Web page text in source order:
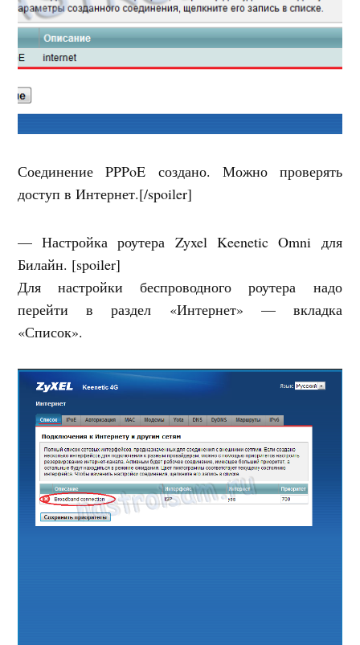
Соединение PPPoE создано. Можно проверять
доступ в Интернет.[/spoiler]
— Настройка роутера Zyxel Keenetic Omni для
Билайн. [spoiler]
Для настройки беспроводного роутера надо
перейти в раздел «Интернет» — вкладка
«Список».